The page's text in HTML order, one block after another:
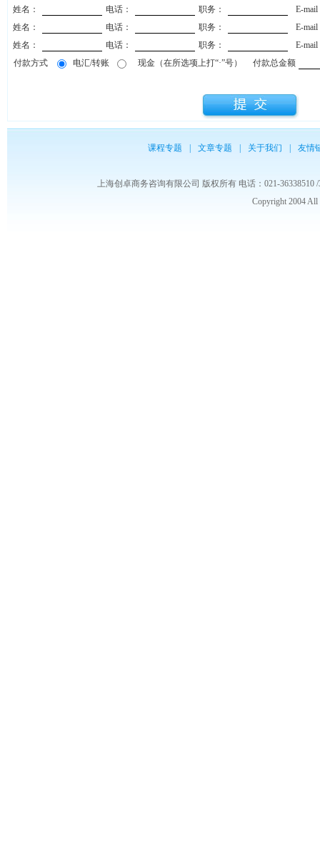
姓名：
电话： 职务：
E-mail
姓名：
电话： 职务：
E-mail
姓名：
电话： 职务：
E-mail
付款方式
电汇/转账 现金（在所选项上打“·”号） 付款总金额
课程专题 文章专题 关于我们 友情
上海创卓商务咨询有限公司 版权所有 电话：021-36338510 /
Copyright 2004 All